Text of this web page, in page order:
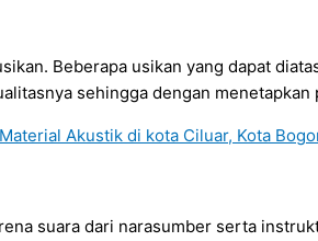
Beberapa usikan yang dapat
sehingga dengan
suara dari narasumber serta